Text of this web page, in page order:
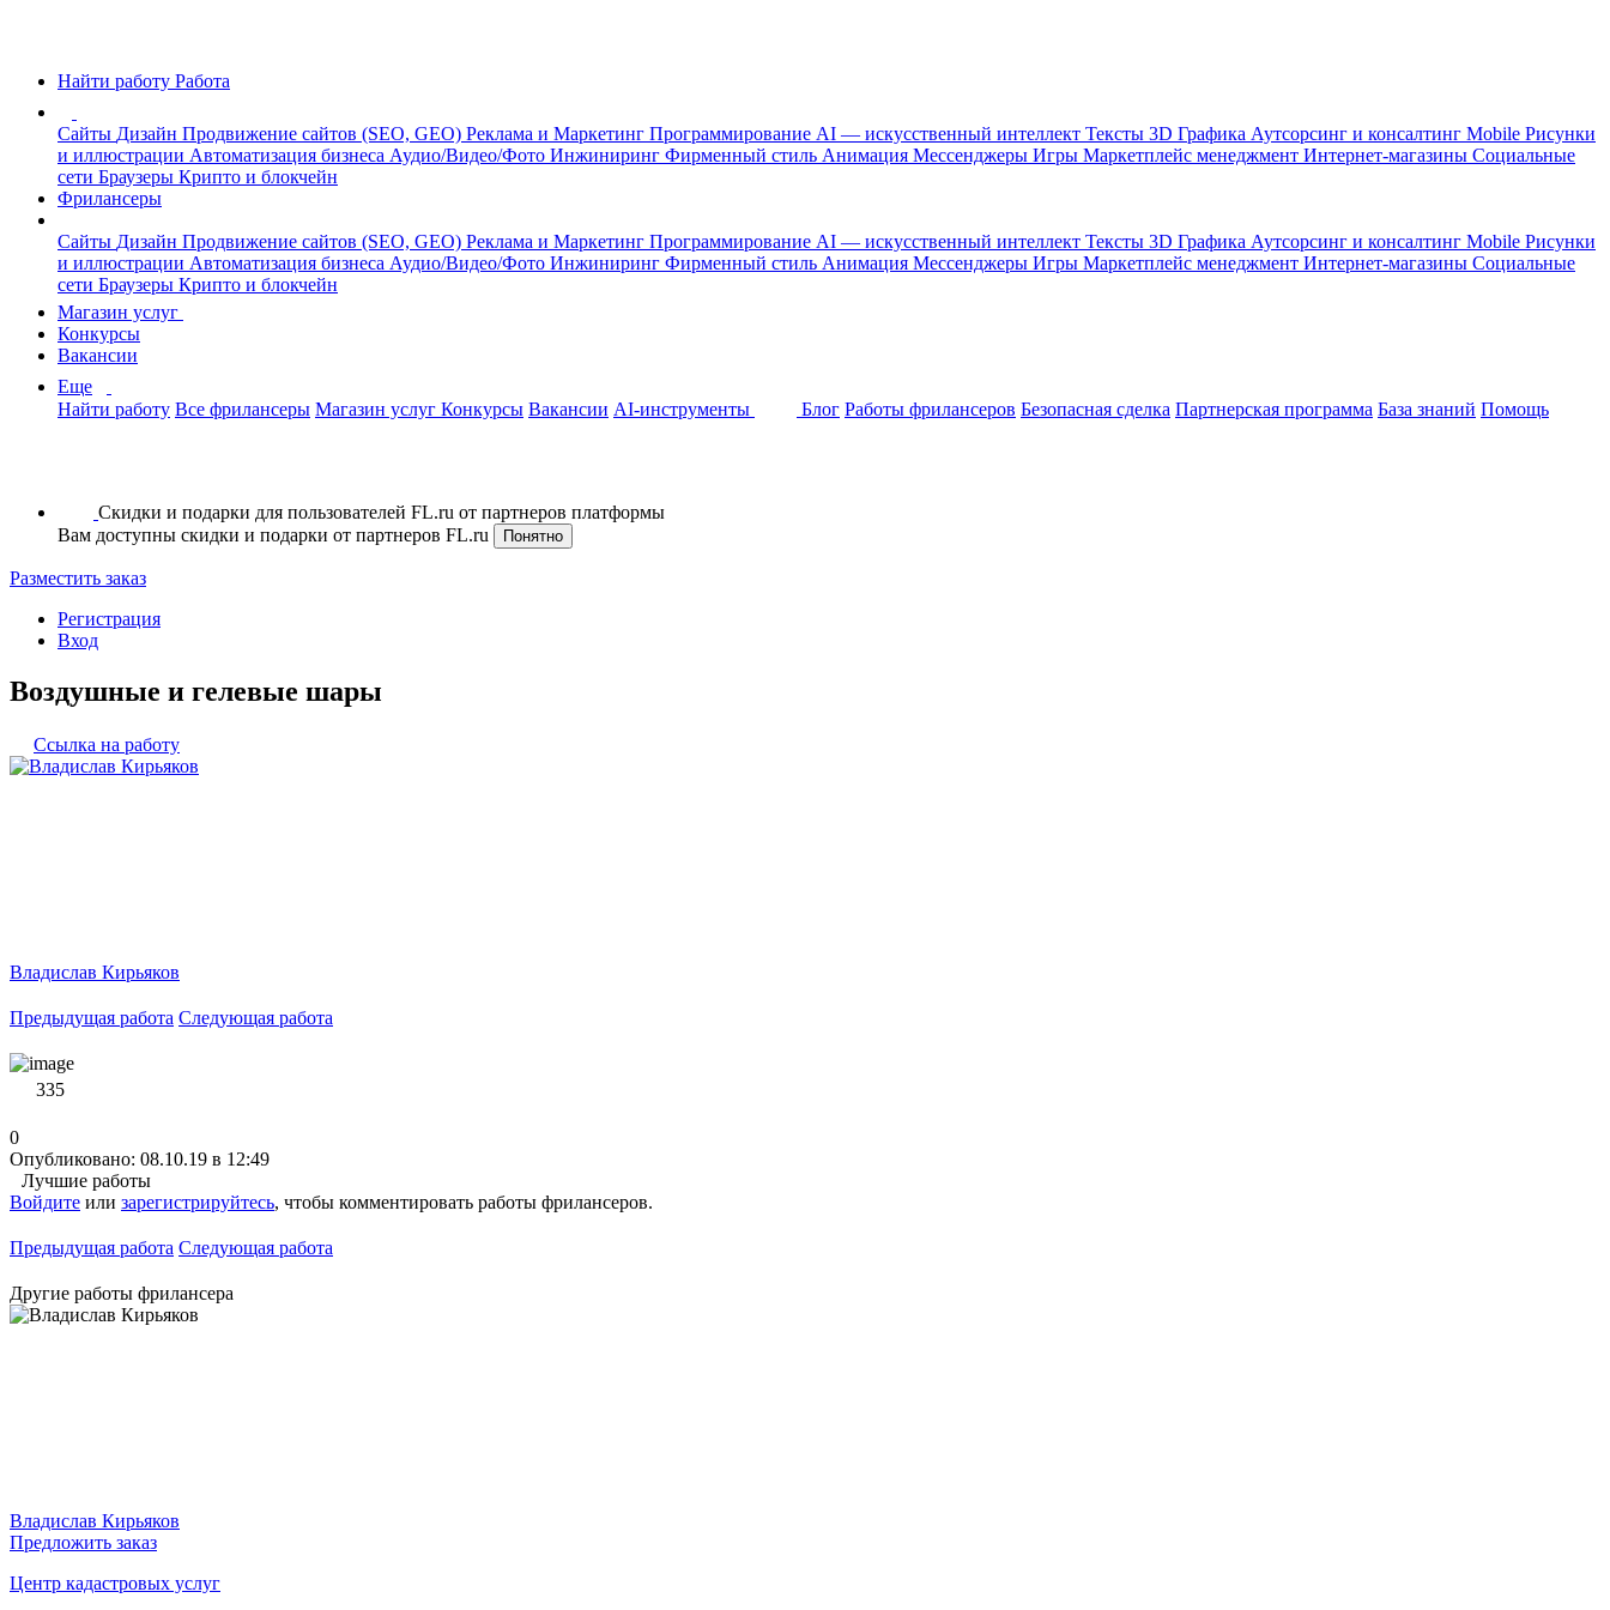
Найти работу Работа
Сайты Дизайн Продвижение сайтов (SEO, GEO) Реклама и Маркетинг Программирование AI — искусственный интеллект Тексты 3D Графика Аутсорсинг и консалтинг Mobile Рисунки
и иллюстрации Автоматизация бизнеса Аудио/Видео/Фото Инжиниринг Фирменный стиль Анимация Мессенджеры Игры Маркетплейс менеджмент Интернет-магазины Социальные
сети Браузеры Крипто и блокчейн
Фрилансеры
Сайты Дизайн Продвижение сайтов (SEO, GEO) Реклама и Маркетинг Программирование AI — искусственный интеллект Тексты 3D Графика Аутсорсинг и консалтинг Mobile Рисунки
и иллюстрации Автоматизация бизнеса Аудио/Видео/Фото Инжиниринг Фирменный стиль Анимация Мессенджеры Игры Маркетплейс менеджмент Интернет-магазины Социальные
сети Браузеры Крипто и блокчейн
Магазин услуг
Конкурсы
Вакансии
Еще
Найти работу Все фрилансеры Магазин услуг Конкурсы Вакансии AI-инструменты Блог Работы фрилансеров Безопасная сделка Партнерская программа База знаний Помощь
Скидки и подарки для пользователей FL.ru от партнеров платформы
Вам доступны скидки и подарки от партнеров FL.ru
Понятно
Разместить заказ
Регистрация
Вход
Воздушные и гелевые шары
Ссылка на работу
Владислав Кирьяков
Предыдущая работа Следующая работа
335
0
Опубликовано: 08.10.19 в 12:49
Лучшие работы
Войдите или зарегистрируйтесь, чтобы комментировать работы фрилансеров.
Предыдущая работа Следующая работа
Другие работы фрилансера
Владислав Кирьяков
Предложить заказ
Центр кадастровых услуг